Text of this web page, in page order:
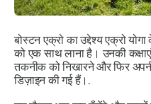
बोस्टन एक्रो का उद्देश्य एक्रो
को एक साथ लाना है। उनकी
तकनीक को निखारने और फिर
डिज़ाइन की गई हैं।.